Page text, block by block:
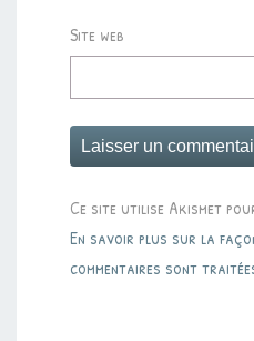
Site web
Ce site utilise Akismet
En savoir plus sur la
commentaires sont